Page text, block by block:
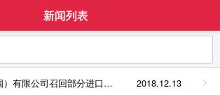
新闻列表
1、斯巴鲁汽车（中国）有限公司召回部分进口森林人、XV、BRZ汽车 2018.12.13